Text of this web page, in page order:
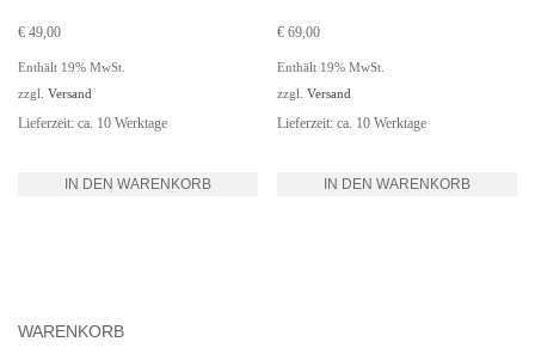
€ 49,00
Enthält 19% MwSt.
zzgl. Versand
Lieferzeit: ca. 10 Werktage
IN DEN WARENKORB
€ 69,00
Enthält 19% MwSt.
zzgl.Versand
Lieferzeit: ca. 10 Werktage
IN DEN WARENKORB
WARENKORB